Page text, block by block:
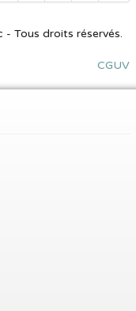
Tous droits réservés.
CGUV